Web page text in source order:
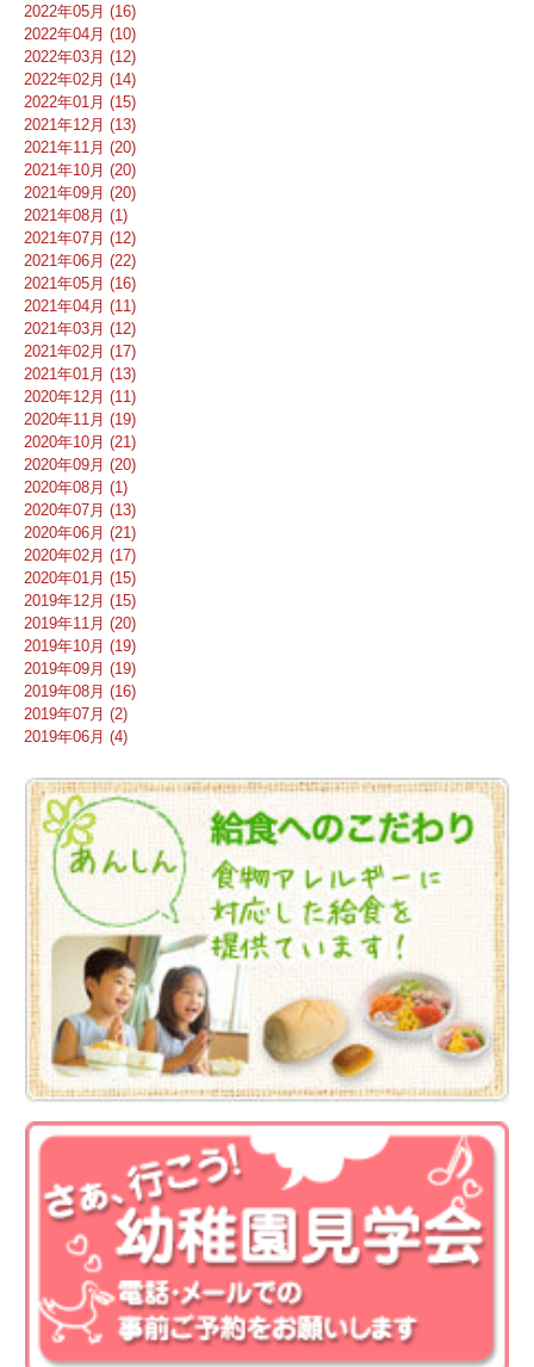
2022年05月 (16)
2022年04月 (10)
2022年03月 (12)
2022年02月 (14)
2022年01月 (15)
2021年12月 (13)
2021年11月 (20)
2021年10月 (20)
2021年09月 (20)
2021年08月 (1)
2021年07月 (12)
2021年06月 (22)
2021年05月 (16)
2021年04月 (11)
2021年03月 (12)
2021年02月 (17)
2021年01月 (13)
2020年12月 (11)
2020年11月 (19)
2020年10月 (21)
2020年09月 (20)
2020年08月 (1)
2020年07月 (13)
2020年06月 (21)
2020年02月 (17)
2020年01月 (15)
2019年12月 (15)
2019年11月 (20)
2019年10月 (19)
2019年09月 (19)
2019年08月 (16)
2019年07月 (2)
2019年06月 (4)